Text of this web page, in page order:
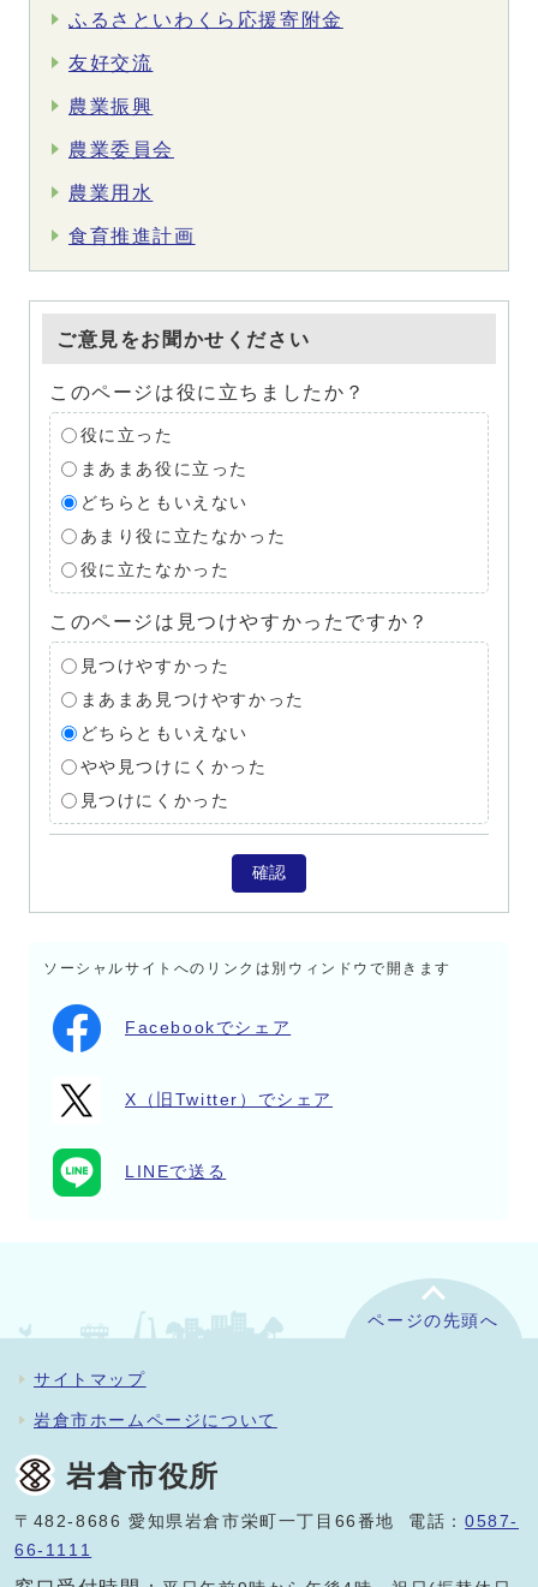
ふるさといわくら応援寄附金
友好交流
農業振興
農業委員会
農業用水
食育推進計画
ご意見をお聞かせください
このページは役に立ちましたか？
役に立った
まあまあ役に立った
どちらともいえない
あまり役に立たなかった
役に立たなかった
このページは見つけやすかったですか？
見つけやすかった
まあまあ見つけやすかった
どちらともいえない
やや見つけにくかった
見つけにくかった
確認
ソーシャルサイトへのリンクは別ウィンドウで開きます
Facebookでシェア
X（旧Twitter）でシェア
LINEで送る
ページの先頭へ
サイトマップ
岩倉市ホームページについて
岩倉市役所
〒482-8686 愛知県岩倉市栄町一丁目66番地 電話：0587-
66-1111